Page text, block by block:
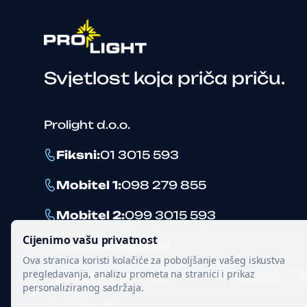
Svjetlost koja priča priču.
Prolight d.o.o.
Fiksni:01 3015 593
Mobitel 1:098 279 855
Mobitel 2:099 3015 593
info@prolight.hr
Ured Mikulići 22B1, 10 000 Zagreb
Cijenimo vašu privatnost
Ova stranica koristi kolačiće za poboljšanje vašeg iskustva
pregledavanja, analizu prometa na stranici i prikaz
personaliziranog sadržaja.